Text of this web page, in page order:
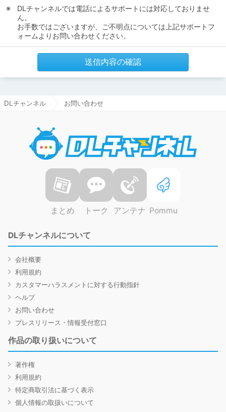
DLチャンネルでは電話によるサポートには対応しておりませ
ん。
お手数ではございますが、ご不明点については上記サポートフ
ォームよりお問い合わせください。
送信内容の確認
DLチャンネル お問い合わせ
まとめ トーク アンテナ Pommu
DLチャンネルについて
会社概要
利用規約
カスタマーハラスメントに対する行動指針
ヘルプ
お問い合わせ
プレスリリース・情報受付窓口
作品の取り扱いについて
著作権
利用規約
特定商取引法に基づく表示
個人情報の取扱いについて